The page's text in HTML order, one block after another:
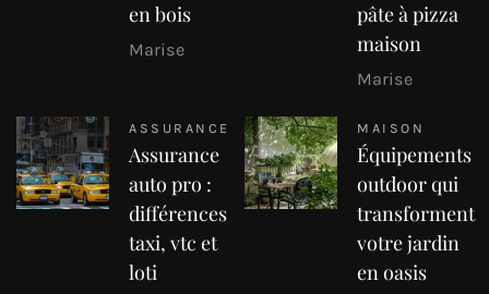
en bois
Marise
pâte à pizza
maison
Marise
ASSURANCE
Assurance
auto pro :
différences
taxi, vtc et
loti
MAISON
Équipements
outdoor qui
transforment
votre jardin
en oasis